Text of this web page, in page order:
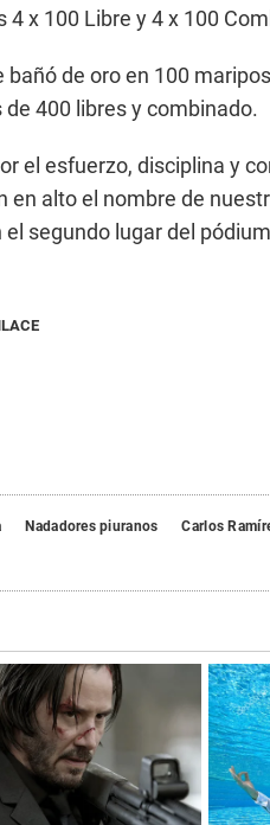
x 100 Libre y 4 x 100
bañó de oro en 100
400 libres y combinado.
el esfuerzo, disciplina y
en alto el nombre de
el segundo lugar del
Nadadores piuranos
Carlos